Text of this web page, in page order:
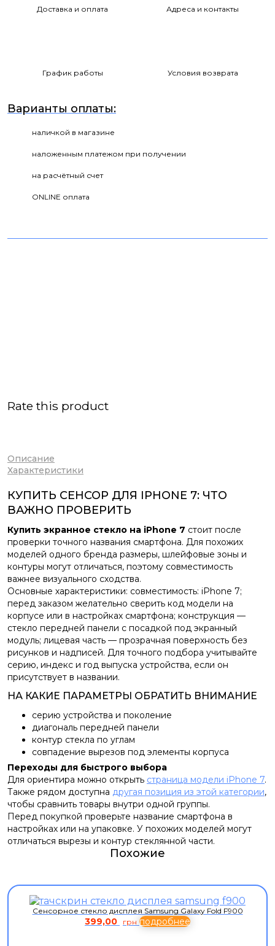
Доставка и оплата Адреса и контакты
График работы Условия возврата
Варианты оплаты:
наличкой в магазине
наложенным платежом при получении
на расчётный счет
ONLINE оплата
Rate this product
Описание
Характеристики
КУПИТЬ СЕНСОР ДЛЯ IPHONE 7: ЧТО
ВАЖНО ПРОВЕРИТЬ
Купить экранное стекло на iPhone 7 стоит после
проверки точного названия смартфона. Для похожих
моделей одного бренда размеры, шлейфовые зоны и
контуры могут отличаться, поэтому совместимость
важнее визуального сходства.
Основные характеристики: совместимость: iPhone 7;
перед заказом желательно сверить код модели на
корпусе или в настройках смартфона; конструкция —
стекло передней панели с посадкой под экранный
модуль; лицевая часть — прозрачная поверхность без
рисунков и надписей. Для точного подбора учитывайте
серию, индекс и год выпуска устройства, если он
присутствует в названии.
НА КАКИЕ ПАРАМЕТРЫ ОБРАТИТЬ ВНИМАНИЕ
серию устройства и поколение
диагональ передней панели
контур стекла по углам
совпадение вырезов под элементы корпуса
Переходы для быстрого выбора
Для ориентира можно открыть страница модели iPhone 7.
Также рядом доступна другая позиция из этой категории,
чтобы сравнить товары внутри одной группы.
Перед покупкой проверьте название смартфона в
настройках или на упаковке. У похожих моделей могут
отличаться вырезы и контур стеклянной части.
Похожие
Сенсорное стекло дисплея Samsung Galaxy Fold F900
399,00 грн подробнее